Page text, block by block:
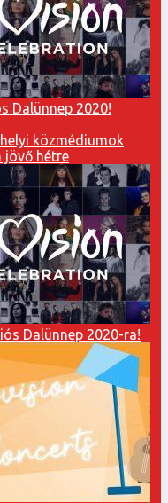
Dalünnep 2020!
közmédiumok
jövő hétre
Dalünnep 2020-ra!